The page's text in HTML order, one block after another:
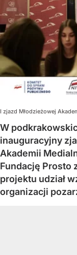
I zjazd Młodzieżowej
W
inauguracyjny
Akademii
Fundację Prosto
projektu udział
organizacji